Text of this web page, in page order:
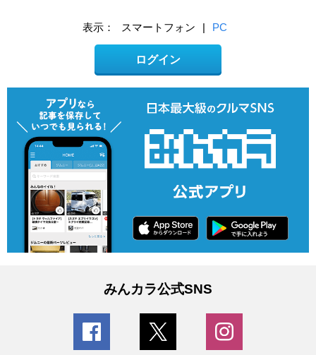
表示： スマートフォン | PC
ログイン
みんカラ公式SNS